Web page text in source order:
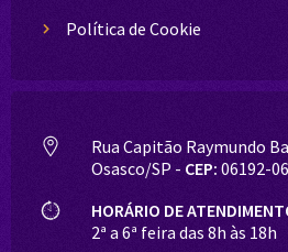
Política de Cookie
Rua Capitão Raymundo
Osasco/SP - CEP:06192-
HORÁRIO DE
2ª a 6ª feira das 8h às 18h